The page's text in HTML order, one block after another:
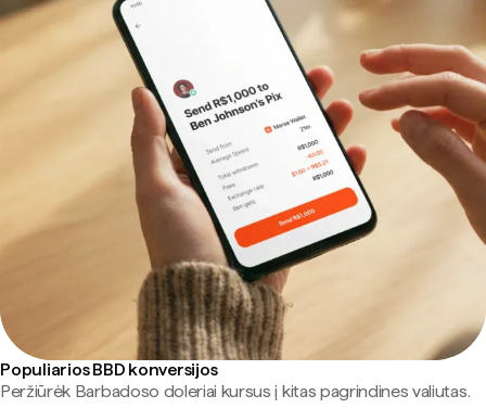
Populiarios BBD konversijos
Peržiūrėk Barbadoso doleriai kursus į kitas pagrindines valiutas.